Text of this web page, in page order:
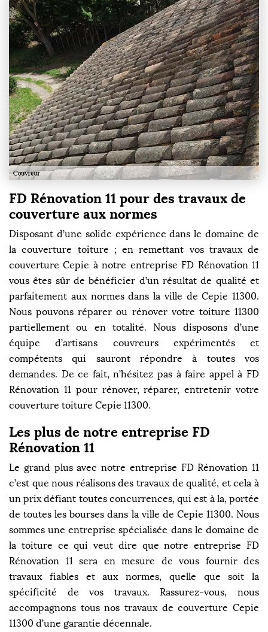
FD Rénovation 11 pour des travaux de
couverture aux normes
Disposant d’une solide expérience dans le domaine de
la couverture toiture ; en remettant vos travaux de
couverture Cepie à notre entreprise FD Rénovation 11
vous êtes sûr de bénéficier d’un résultat de qualité et
parfaitement aux normes dans la ville de Cepie 11300.
Nous pouvons réparer ou rénover votre toiture 11300
partiellement ou en totalité. Nous disposons d’une
équipe d’artisans couvreurs expérimentés et
compétents qui sauront répondre à toutes vos
demandes. De ce fait, n’hésitez pas à faire appel à FD
Rénovation 11 pour rénover, réparer, entretenir votre
couverture toiture Cepie 11300.
Les plus de notre entreprise FD
Rénovation 11
Le grand plus avec notre entreprise FD Rénovation 11
c’est que nous réalisons des travaux de qualité, et cela à
un prix défiant toutes concurrences, qui est à la, portée
de toutes les bourses dans la ville de Cepie 11300. Nous
sommes une entreprise spécialisée dans le domaine de
la toiture ce qui veut dire que notre entreprise FD
Rénovation 11 sera en mesure de vous fournir des
travaux fiables et aux normes, quelle que soit la
spécificité de vos travaux. Rassurez-vous, nous
accompagnons tous nos travaux de couverture Cepie
11300 d’une garantie décennale.